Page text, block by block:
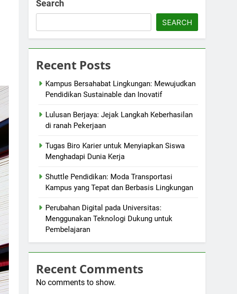
Search
SEARCH
Recent Posts
Kampus Bersahabat Lingkungan: Mewujudkan
Pendidikan Sustainable dan Inovatif
Lulusan Berjaya: Jejak Langkah Keberhasilan
di ranah Pekerjaan
Tugas Biro Karier untuk Menyiapkan Siswa
Menghadapi Dunia Kerja
Shuttle Pendidikan: Moda Transportasi
Kampus yang Tepat dan Berbasis Lingkungan
Perubahan Digital pada Universitas:
Menggunakan Teknologi Dukung untuk
Pembelajaran
Recent Comments
No comments to show.